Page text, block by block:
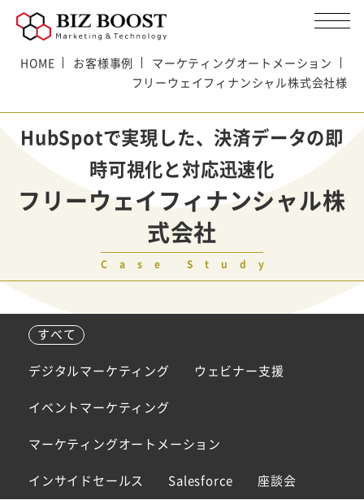
HOME お客様事例
マーケティングオートメーション
フリーウェイフィナンシャル株式会社様
HubSpotで実現した、決済データの即
時可視化と対応迅速化
フリーウェイフィナンシャル株
式会社
Case Study
デジタルマーケティング ウェビナー支援
イベントマーケティング
マーケティングオートメーション
インサイドセールス Salesforce 座談会
すべて